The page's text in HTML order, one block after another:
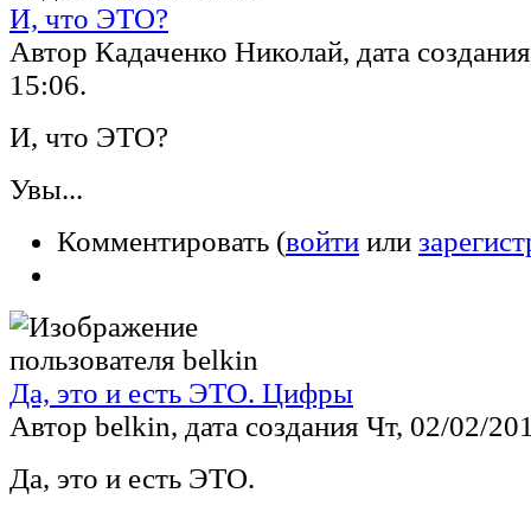
И, что ЭТО?
Автор Кадаченко Николай, дата
15:06.
И, что ЭТО?
Увы...
Комментировать (войти или
Да, это и есть ЭТО. Цифры
Автор belkin, дата создания Чт, 02/02/
Да, это и есть ЭТО.